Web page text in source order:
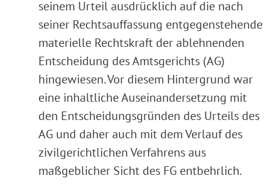
seinem Urteil ausdrücklich auf die nach
seiner Rechtsauffassung entgegenstehende
materielle Rechtskraft der ablehnenden
Entscheidung des Amtsgerichts (AG)
hingewiesen. Vor diesem Hintergrund war
eine inhaltliche Auseinandersetzung mit
den Entscheidungsgründen des Urteils des
AG und daher auch mit dem Verlauf des
zivilgerichtlichen Verfahrens aus
maßgeblicher Sicht des FG entbehrlich.